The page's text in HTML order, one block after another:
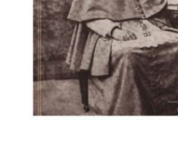
podemos ser ajenos. Hablar de
Geijo es hablar de tradiciones sin
futuro, es hablar de superación, es
hacer. Y este quiere ser nuestro
homenaje, al que esperamos se
lectores como punta de lanza para
sobre ella. Y agradeciéndole.
coordinadora del homenaje.